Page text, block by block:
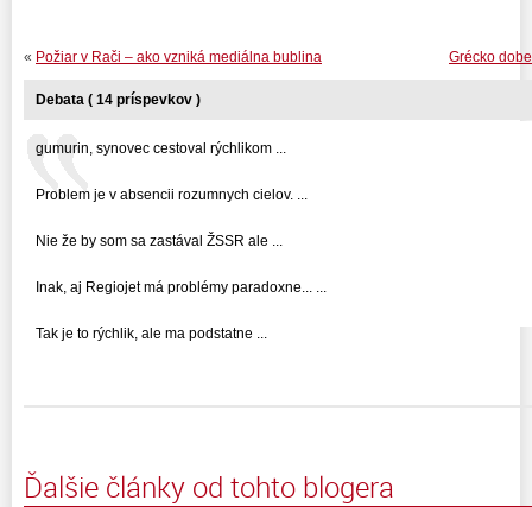
Grécko
« Požiar v Rači – ako vzniká mediálna bublina
Debata ( 14 príspevkov )
gumurin, synovec cestoval rýchlikom ...
Problem je v absencii rozumnych cielov. ...
Nie že by som sa zastával ŽSSR ale ...
Inak, aj Regiojet má problémy paradoxne... ...
Tak je to rýchlik, ale ma podstatne ...
Ďalšie články od tohto blogera